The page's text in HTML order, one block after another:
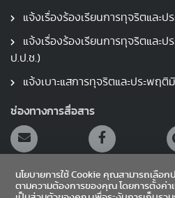
แจ้งเรื่องร้องเรียนการทุจริตและ
แจ้งเรื่องร้องเรียนการทุจริตและ
ป.ป.ช.)
แจ้งเบาะแสการทุจริตและประพฤ
ช่องทางการสื่อสาร
นโยบายการใช้ Cookie คุณสามารถเลือ
ตามความต้องการของคุณ โดยการตั้งค่า